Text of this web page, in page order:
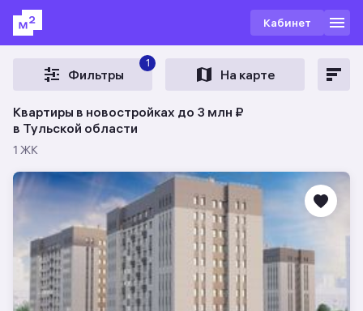
Кабинет
Фильтры
1
На карте
Квартиры в новостройках до 3 млн ₽
в Тульской области
1 ЖК